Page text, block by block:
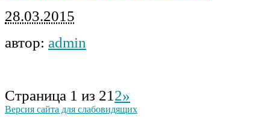
28.03.2015
автор: admin
Страница 1 из 21 2»
Версия сайта для слабовидящих